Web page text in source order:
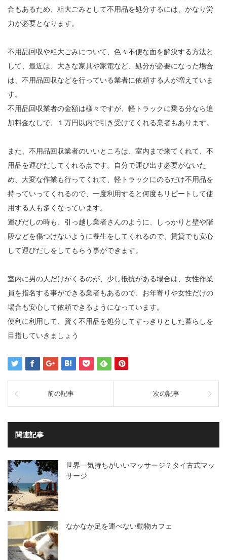
合もあるため、粗大ごみとして不用品を処分するには、かなり労
力が必要となります。
不用品回収や粗大ごみについて、色々不便な面を解決する方法と
して、最近は、大きな家具や家電など、処分が必要になった場合
は、不用品回収などを行っている業者に依頼する人が増えていま
す。
不用品回収業者の金額は様々ですが、軽トラックに乗る分なら追
加料金なしで、１万円以内で引き受けてくれる業者もあります。
また、不用品回収業者のいいところは、室内まで来てくれて、不
用品を運びだしてくれる点です。自分で運び出す必要がないた
め、大変な作業も行ってくれて、軽トラックにのるだけ不用品を
持っていってくれるので、一度利用すると何度もリピートして使
用する人も多くなっています。
運びだしの時も、引っ越し業者さんのように、しっかりと壁や階
段などを傷つけないように養生をしてくれるので、賃貸でも安心
して運びだしをしてもらう事ができます。
室内に男の人だけがくるのが、少し抵抗がある場合は、女性作業
員を指名する事ができる業者もあるので、お年寄りや女性だけの
場合も安心して依頼できるようになっています。
便利に利用して、賢く不用品を処分してすっきりとした暮らしを
目指していきましょう
前の記事 次の記事
関連記事
世界一気持ちがいいマッサージ？タイ古式マッ
サージ
なかなか足を運べない動物カフェ